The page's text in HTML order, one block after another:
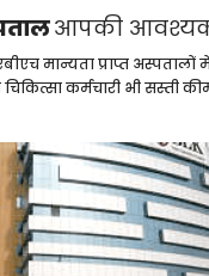
आपकी
मान्यता प्राप्त
चिकित्सा कर्मचारी भी सस्ती